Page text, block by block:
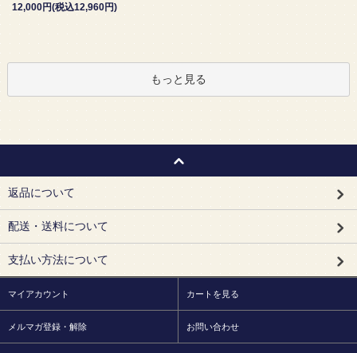
12,000円(税込12,960円)
もっと見る
返品について
配送・送料について
支払い方法について
マイアカウント カートを見る
メルマガ登録・解除 お問い合わせ